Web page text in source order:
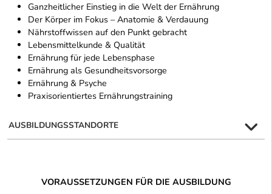
Ganzheitlicher Einstieg in die Welt der Ernährung
Der Körper im Fokus – Anatomie & Verdauung
Nährstoffwissen auf den Punkt gebracht
Lebensmittelkunde & Qualität
Ernährung für jede Lebensphase
Ernährung als Gesundheitsvorsorge
Ernährung & Psyche
Praxisorientiertes Ernährungstraining
AUSBILDUNGSSTANDORTE
VORAUSSETZUNGEN FÜR DIE AUSBILDUNG